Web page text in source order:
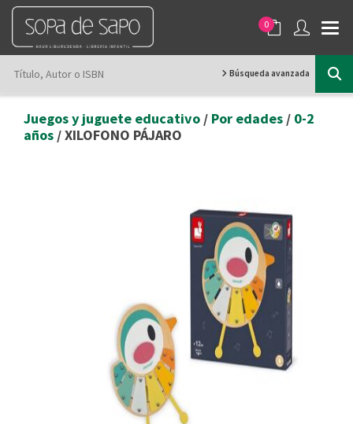
0
Búsqueda avanzada
Juegos y juguete educativo / Por edades / 0-2
años / XILOFONO PÁJARO